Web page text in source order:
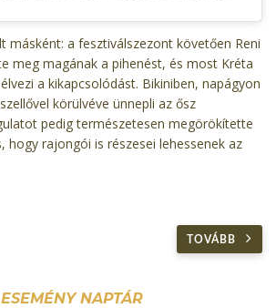
másként: a fesztiválszezont követően Reni
meg magának a pihenést, és most Kréta
a kikapcsolódást. Bikiniben, napágyon
körülvéve ünnepli az ősz
pedig természetesen megörökítette
hogy rajongói is részesei lehessenek az
TOVÁBB
ESEMÉNY NAPTÁR